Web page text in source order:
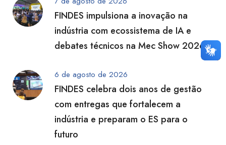
FINDES impulsiona a inovação na
indústria com ecossistema de IA e
debates técnicos na Mec Show 2026
6 de agosto de 2026
FINDES celebra dois anos de gestão
com entregas que fortalecem a
indústria e preparam o ES para o
futuro